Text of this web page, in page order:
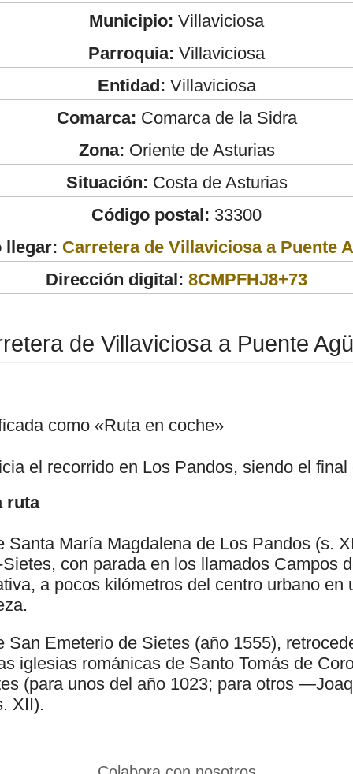
Municipio: Villaviciosa
Parroquia: Villaviciosa
Entidad: Villaviciosa
Comarca: Comarca de la Sidra
Zona: Oriente de Asturias
Situación: Costa de Asturias
Código postal: 33300
llegar: Carretera de Villaviciosa a Puente
Dirección digital: 8CMPFHJ8+73
de Villaviciosa a Puente
como «Ruta en coche»
el recorrido en Los Pandos, siendo el
ruta
Santa María Magdalena de Los Pandos (s.
con parada en los llamados Campos
a pocos kilómetros del centro urbano en
San Emeterio de Sietes (año 1555),
iglesias románicas de Santo Tomás de
(para unos del año 1023; para otros
XII).